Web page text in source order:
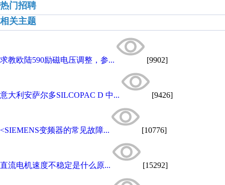
热门招聘
相关主题
求教欧陆590励磁电压调整，参... [9902]
意大利安萨尔多SILCOPAC D 中... [9426]
<SIEMENS变频器的常见故障... [10776]
直流电机速度不稳定是什么原... [15292]